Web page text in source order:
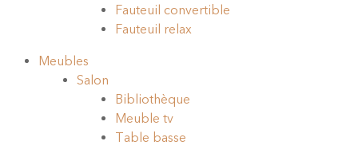
Fauteuil convertible
Fauteuil relax
Meubles
Salon
Bibliothèque
Meuble tv
Table basse